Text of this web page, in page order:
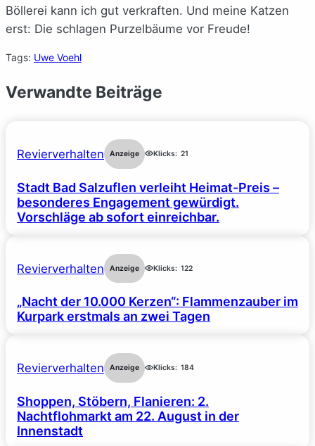
Böllerei kann ich gut verkraften. Und meine Katzen
erst: Die schlagen Purzelbäume vor Freude!
Tags: Uwe Voehl
Verwandte Beiträge
Revierverhalten Anzeige Klicks: 21
Stadt Bad Salzuflen verleiht Heimat-Preis –
besonderes Engagement gewürdigt.
Vorschläge ab sofort einreichbar.
Revierverhalten Anzeige Klicks: 122
„Nacht der 10.000 Kerzen“: Flammenzauber im
Kurpark erstmals an zwei Tagen
Revierverhalten Anzeige Klicks: 184
Shoppen, Stöbern, Flanieren: 2.
Nachtflohmarkt am 22. August in der
Innenstadt